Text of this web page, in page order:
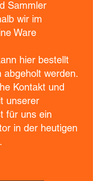
Sammler
wir im
Ware
hier bestellt
abgeholt werden.
Kontakt und
unserer
für uns ein
in der heutigen